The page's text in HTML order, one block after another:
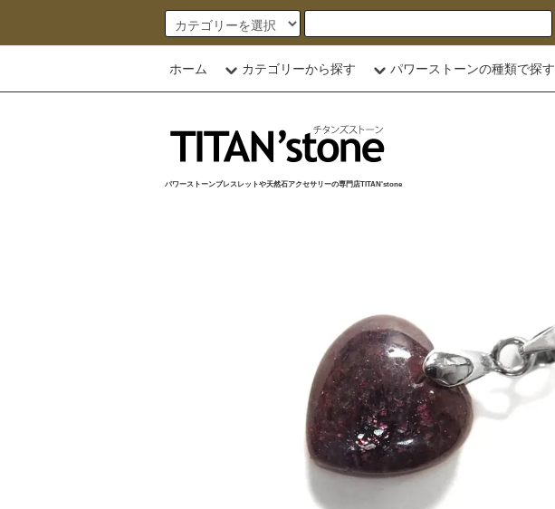
ホーム カテゴリーから探す パワーストーンの種類で探す
パワーストーンブレスレットや天然石アクセサリーの専門店TITAN'stone